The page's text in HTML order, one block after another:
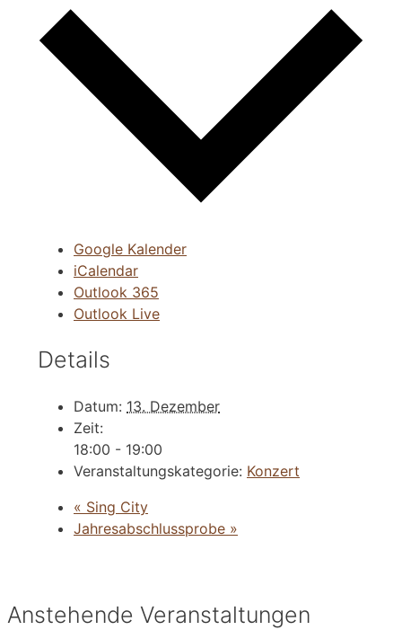
Google Kalender
iCalendar
Outlook 365
Outlook Live
Details
Datum: 13. Dezember
Zeit:
18:00 - 19:00
Veranstaltungskategorie: Konzert
« Sing City
Jahresabschlussprobe »
Anstehende Veranstaltungen